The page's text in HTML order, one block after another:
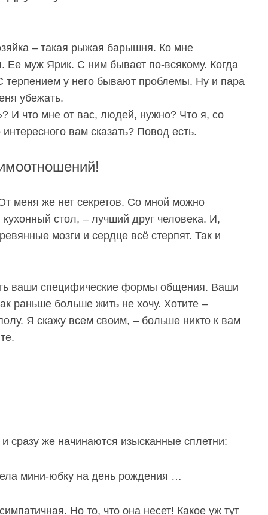
– такая рыжая барышня. Ко мне
Ее муж Ярик. С ним бывает по-всякому. Когда
терпением у него бывают проблемы. Ну и пара
убежать.
И что мне от вас, людей, нужно? Что я, со
вам сказать? Повод есть.
меня же нет секретов. Со мной можно
стол, – лучший друг человека. И,
мозги и сердце всё стерпят. Так и
ваши специфические формы общения. Ваши
раньше больше жить не хочу. Хотите –
Я скажу всем своим, – больше никто к вам
сразу же начинаются изысканные сплетни:
мини-юбку на день рождения …
Но то, что она несет! Какое уж тут